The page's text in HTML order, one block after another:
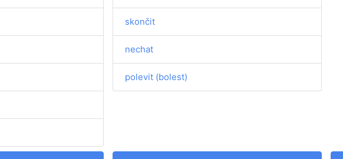
skončit
nechat
polevit (bolest)